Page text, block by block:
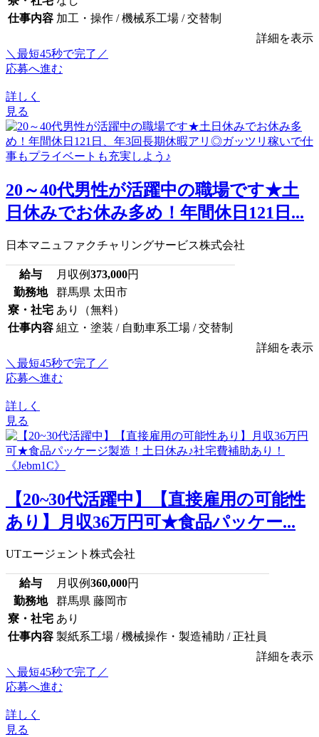
仕事内容 加工・操作 / 機械系工場 / 交替制
詳細を表示
＼最短45秒で完了／
応募へ進む
詳しく
見る
20～40代男性が活躍中の職場です★土
日休みでお休み多め！年間休日121日...
日本マニュファクチャリングサービス株式会社
給与 月収例373,000円
勤務地
群馬県 太田市
寮・社宅 あり（無料）
仕事内容 組立・塗装 / 自動車系工場 / 交替制
詳細を表示
＼最短45秒で完了／
応募へ進む
詳しく
見る
【20~30代活躍中】【直接雇用の可能性
あり】月収36万円可★食品パッケー...
UTエージェント株式会社
給与 月収例360,000円
勤務地
群馬県 藤岡市
寮・社宅 あり
仕事内容 製紙系工場 / 機械操作・製造補助 / 正社員
詳細を表示
＼最短45秒で完了／
応募へ進む
詳しく
見る